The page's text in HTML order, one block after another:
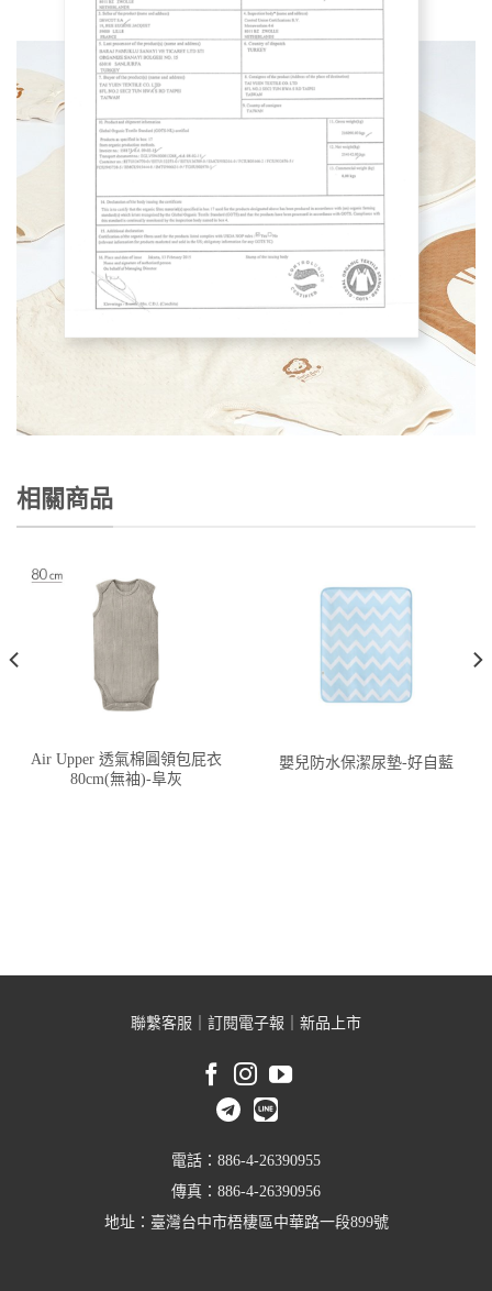
相關商品
Air Upper 透氣棉圓領包屁衣
80cm(無袖)-阜灰
嬰兒防水保潔尿墊-好自藍
聯繫客服 訂閱電子報 新品上市
電話：886-4-26390955
傳真：886-4-26390956
地址：臺灣台中市梧棲區中華路一段899號